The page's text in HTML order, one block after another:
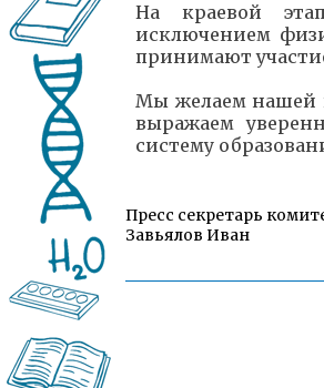
На краевой этап
исключением
принимают
Мы желаем нашей
выражаем
систему
Пресс секретарь
Завьялов Иван